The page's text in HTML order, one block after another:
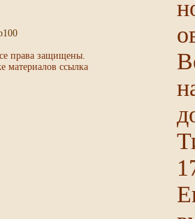
права защищены.
материалов ссылка